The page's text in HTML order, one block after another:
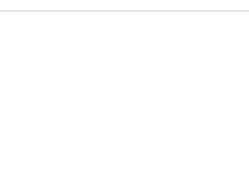
狀態。請注意：由於運送限制原因，香水、